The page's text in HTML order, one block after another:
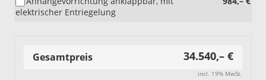
elektrischer Entriegelung
Gesamtpreis 34.540,– €
incl. 19% MwSt.